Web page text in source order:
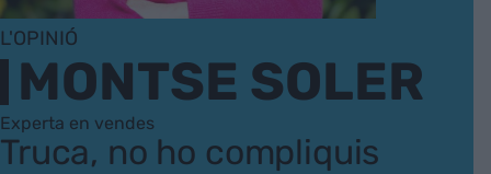
L'OPINIÓ
MONTSE SOLER
Experta en vendes
Truca, no ho compliquis